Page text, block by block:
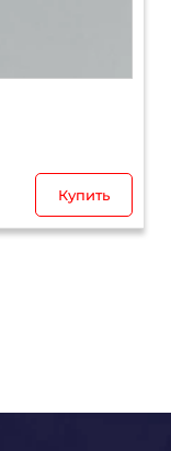
Купить